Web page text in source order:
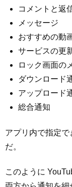
コメントと返
メッセージ
おすすめの動
サービスの更
ロック画面の
ダウンロード
アップロード
総合通知
アプリ内で指定
だ。
このように